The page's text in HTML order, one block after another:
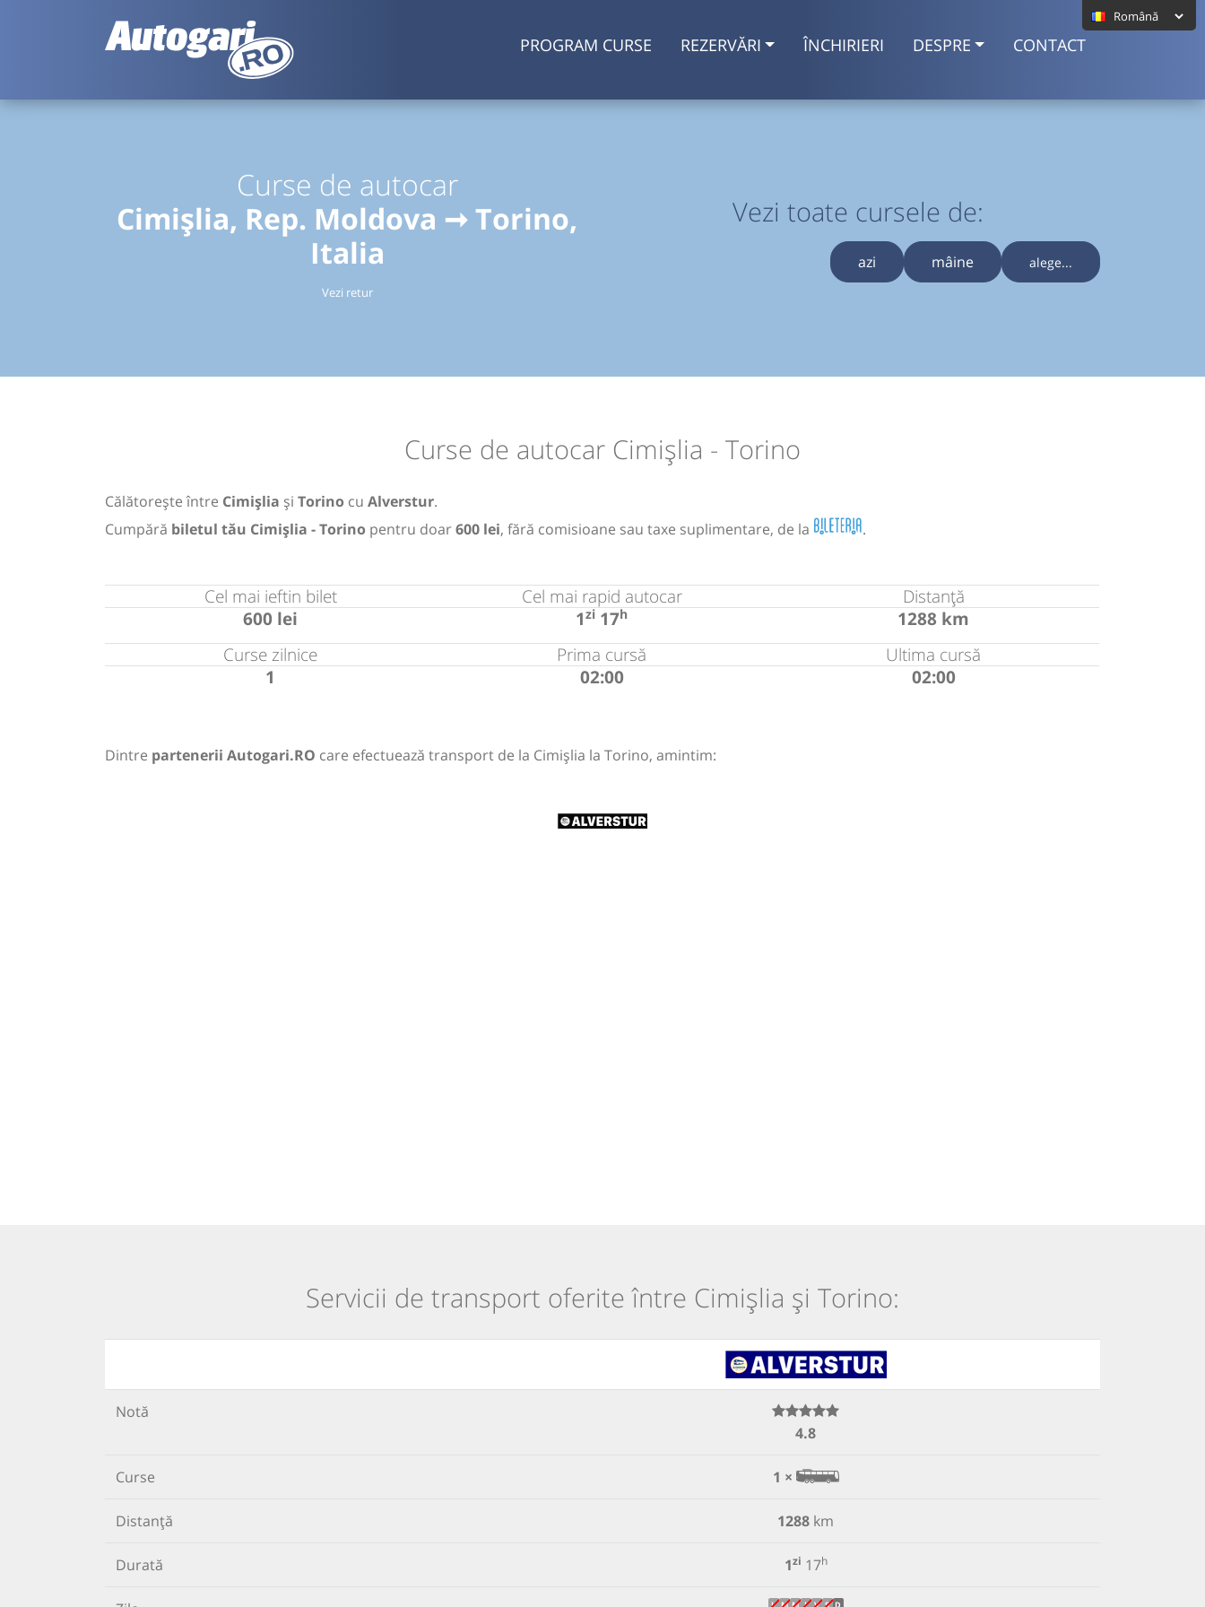
PROGRAM CURSE REZERVĂRI ÎNCHIRIERI DESPRE CONTACT
Curse de autocar
Cimișlia, Rep. Moldova ➞ Torino,
Italia
Vezi retur
Vezi toate cursele de:
azi mâine alege...
Curse de autocar Cimișlia - Torino
Călătorește între Cimișlia și Torino cu Alverstur.
Cumpără biletul tău Cimișlia - Torino pentru doar600 lei, fără comisioane sau taxe suplimentare, de la .
Cel mai ieftin bilet
600 lei
Cel mai rapid autocar
1zi 17h
Distanță
1288 km
Curse zilnice
1
Prima cursă
02:00
Ultima cursă
02:00
Dintre partenerii Autogari.RO care efectuează transport de la Cimișlia la Torino, amintim:
Servicii de transport oferite între Cimișlia și Torino:
Notă
4.8
Curse 1 ×
Distanță 1288 km
Durată 1zi 17h
L M M J V S D